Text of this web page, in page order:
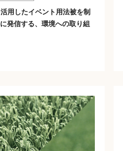
用したイベント用法被を制
発信する、環境への取り組